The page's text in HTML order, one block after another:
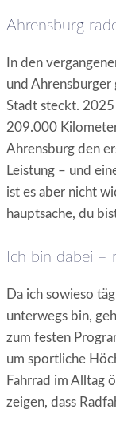
Ahrensburg
In den
und Ahrensburger
Stadt steckt. 2025
209.000
Ahrensburg den
Leistung – und
ist es aber nicht
hauptsache, du
Ich bin dabei –
Da ich sowieso
unterwegs bin,
zum festen
um sportliche
Fahrrad im Alltag
zeigen, dass